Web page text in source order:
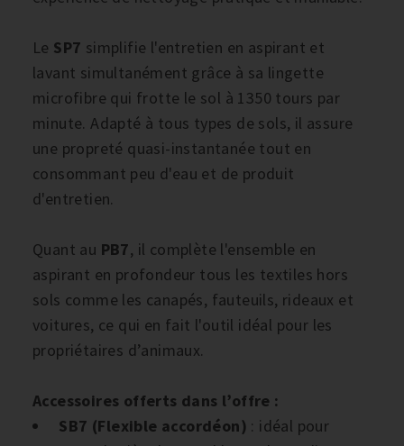
Le SP7 simplifie l'entretien en aspirant et
lavant simultanément grâce à sa lingette
microfibre qui frotte le sol à 1350 tours par
minute. Adapté à tous types de sols, il assure
une propreté quasi-instantanée tout en
consommant peu d'eau et de produit
d'entretien.
Quant au PB7, il complète l'ensemble en
aspirant en profondeur tous les textiles hors
sols comme les canapés, fauteuils, rideaux et
voitures, ce qui en fait l'outil idéal pour les
propriétaires d’animaux.
Accessoires offerts dans l’offre :
SB7 (Flexible accordéon) : idéal pour